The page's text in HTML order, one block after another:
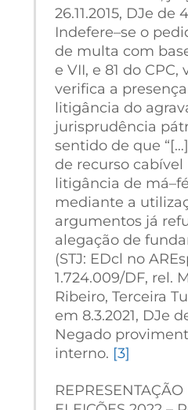
26.11.2015, DJe de
Indefere–se o
de multa com
e VII, e 81 do
verifica a
litigância do
jurisprudência
sentido de que
de recurso cabível
litigância de
mediante a
argumentos já
alegação de
(STJ: EDcl no
1.724.009/DF, rel.
Ribeiro, Terceira
em 8.3.2021, DJe
Negado
interno. [3]